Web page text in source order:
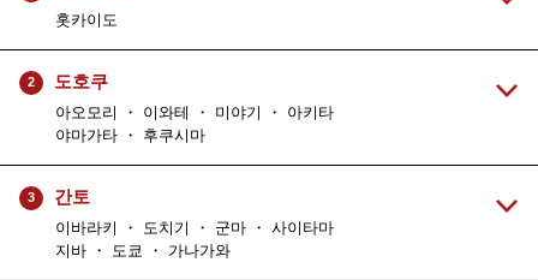
홋카이도
2 도호쿠
아오모리 ・ 이와테 ・ 미야기 ・ 아키타
야마가타 ・ 후쿠시마
3 간토
이바라키 ・ 도치기 ・ 군마 ・ 사이타마
지바 ・ 도쿄 ・ 가나가와